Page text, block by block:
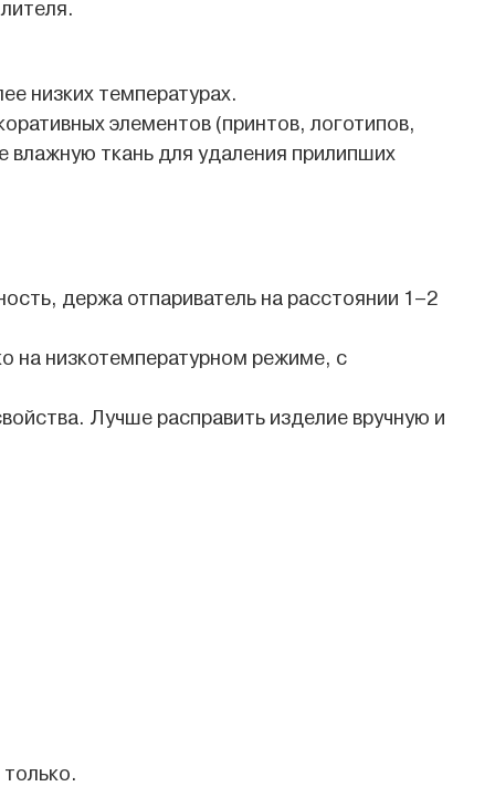
низких температурах.
элементов (принтов, логотипов,
влажную ткань для удаления прилипших
держа отпариватель на расстоянии 1–2
на низкотемпературном режиме, с
Лучше расправить изделие вручную и